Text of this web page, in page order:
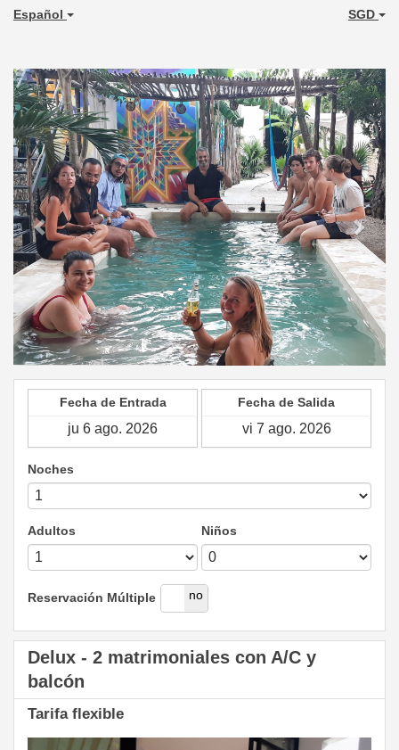
Español SGD
Previous Next
Fecha de Entrada Fecha de Salida
Noches
Adultos Niños
Reservación Múltiple
si no
Delux - 2 matrimoniales con A/C y
balcón
Tarifa flexible